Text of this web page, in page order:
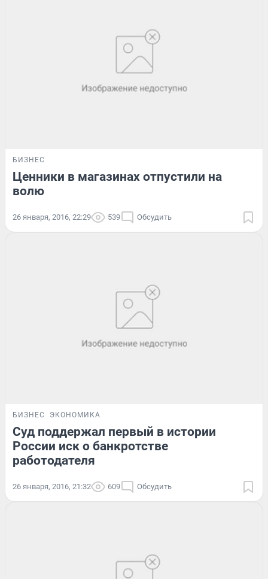
БИЗНЕС
Ценники в магазинах отпустили на
волю
26 января, 2016, 22:29 539 Обсудить
БИЗНЕС ЭКОНОМИКА
Суд поддержал первый в истории
России иск о банкротстве
работодателя
26 января, 2016, 21:32 609 Обсудить